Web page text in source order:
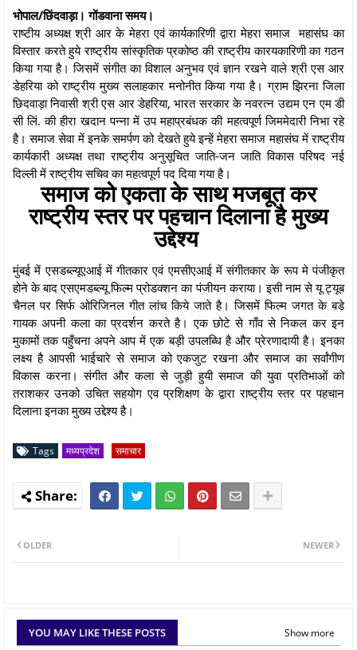
भोपाल/छिंदवाड़ा। गोंडवाना समय।
राष्टीय अध्यक्ष श्री आर के मेहरा एवं कार्यकारिणी द्वारा मेहरा समाज महासंघ का
विस्तार करते हुये राष्ट्रीय सांस्कृतिक प्रकोष्ठ की राष्ट्रीय कारयकारिणी का गठन
किया गया है। जिसमें संगीत का विशाल अनुभव एवं ज्ञान रखने वाले श्री एस आर
डेहरिया को राष्ट्रीय मुख्य सलाहकार मनोनीत किया गया है। ग्राम झिरना जिला
छिदवाड़ा निवासी श्री एस आर डेहरिया, भारत सरकार के नवरत्न उद्यम एन एम डी
सी लिं. की हीरा खदान पन्ना में उप महाप्रबंधक की महत्वपूर्ण जिममेदारी निभा रहे
है। समाज सेवा में इनके समर्पण को देखते हुये इन्हें मेहरा समाज महासंघ में राष्ट्रीय
कार्यकारी अध्यक्ष तथा राष्ट्रीय अनुसूचित जाति-जन जाति विकास परिषद नई
दिल्ली में राष्ट्रीय सचिव का महत्वपूर्ण पद दिया गया है।
समाज को एकता के साथ मजबूत कर
राष्ट्रीय स्तर पर पहचान दिलाना है मुख्य
उद्देश्य
मुंबई में एसडब्ल्यूएआई में गीतकार एवं एमसीएआई में संगीतकार के रूप मे पंजीकृत
होने के बाद एसएमडब्ल्यू फिल्म प्रोडक्शन का पंजीयन कराया। इसी नाम से यू ट्यूब
चैनल पर सिर्फ ओरिजिनल गीत लांच किये जाते है। जिसमें फिल्म जगत के बडे
गायक अपनी कला का प्रदर्शन करते है। एक छोटे से गाँव से निकल कर इन
मुकामों तक पहुँचना अपने आप में एक बड़ी उपलब्धि है और प्रेरणादायी है। इनका
लक्ष्य है आपसी भाईचारे से समाज को एकजुट रखना और समाज का सर्वांगीण
विकास करना। संगीत और कला से जुड़ी हुयी समाज की युवा प्रतिभाओं को
तराशकर उनको उचित सहयोग एव प्रशिक्षण के द्वारा राष्ट्रीय स्तर पर पहचान
दिलाना इनका मुख्य उद्देश्य है।
Tags मध्यप्रदेश समाचार
NEWER
OLDER
YOU MAY LIKE THESE POSTS Show more